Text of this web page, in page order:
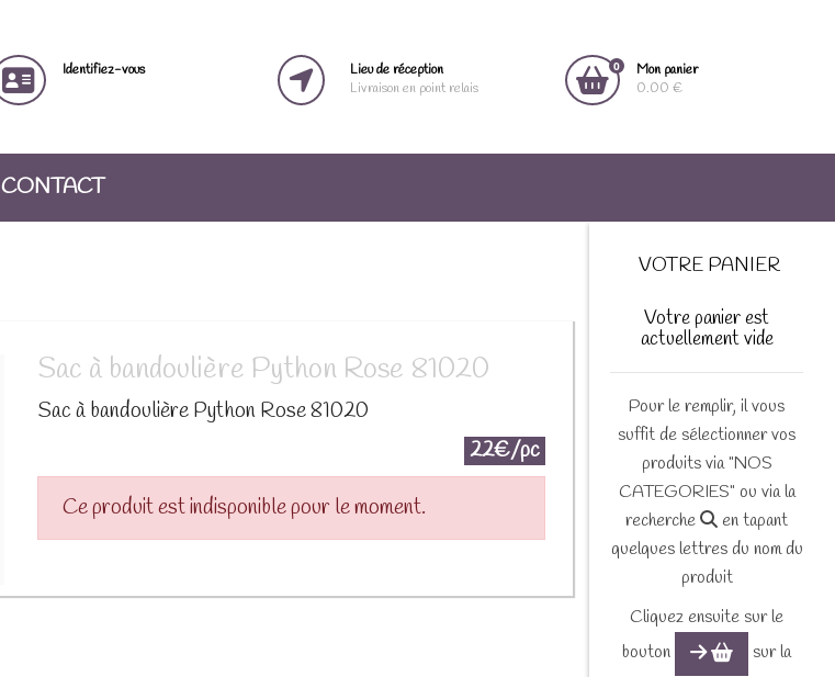
Identifiez-vous
Lieu de réception
Livraison en point relais
0
Mon panier
0.00 €
CONTACT
Sac à bandoulière Python Rose 81020
Sac à bandoulière Python Rose 81020
22€/pc
Ce produit est indisponible pour le moment.
VOTRE PANIER
Votre panier est
actuellement vide
Pour le remplir, il vous
suffit de sélectionner vos
produits via "NOS
CATEGORIES" ou via la
recherche
en tapant
quelques lettres du nom du
produit
Cliquez ensuite sur le
bouton
sur la